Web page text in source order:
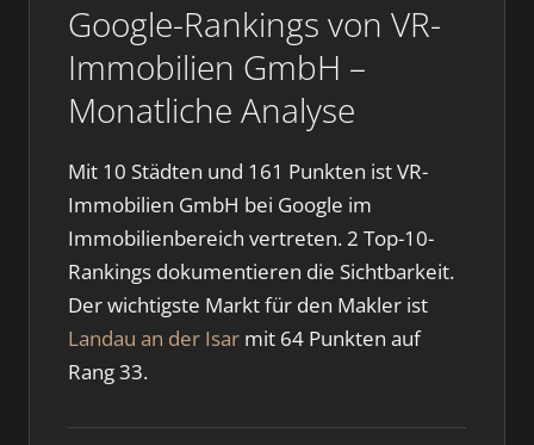
Google-Rankings von VR-
Immobilien GmbH –
Monatliche Analyse
Mit 10 Städten und 161 Punkten ist VR-
Immobilien GmbH bei Google im
Immobilienbereich vertreten. 2 Top-10-
Rankings dokumentieren die Sichtbarkeit.
Der wichtigste Markt für den Makler ist
Landau an der Isar mit 64 Punkten auf
Rang 33.